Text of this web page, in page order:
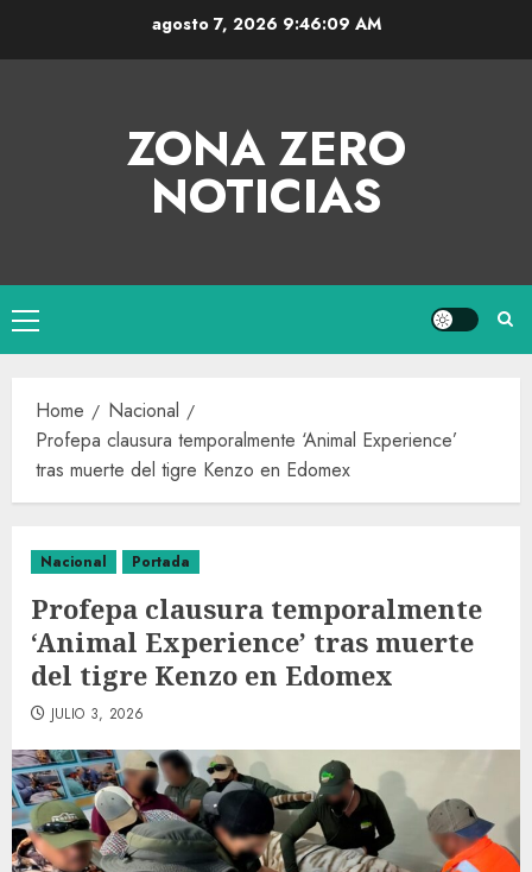
agosto 7, 2026 9:46:10 AM
ZONA ZERO
NOTICIAS
Home
Nacional
Profepa clausura temporalmente ‘Animal Experience’
tras muerte del tigre Kenzo en Edomex
Nacional Portada
Profepa clausura temporalmente
‘Animal Experience’ tras muerte
del tigre Kenzo en Edomex
JULIO 3, 2026